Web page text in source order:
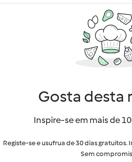
Gosta desta
Inspire-se em mais de
Registe-se e usufrua de 30 dias
Sem